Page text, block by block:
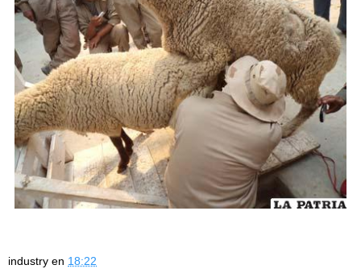
industry en 18:22